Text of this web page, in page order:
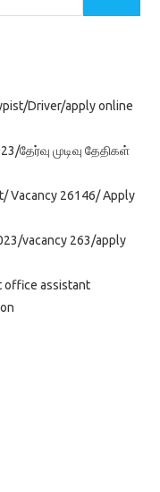
Driver/apply online
தேர்வு முடிவு தேதிகள்
Vacancy 26146/ Apply
vacancy 263/apply
office assistant